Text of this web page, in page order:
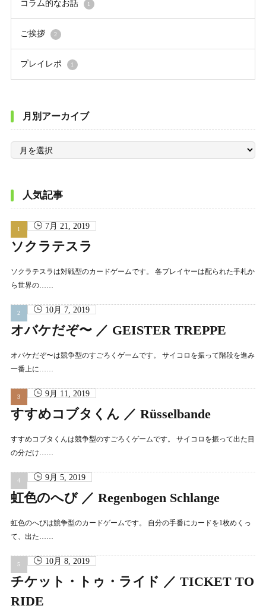
コラム的なお話 1
ご挨拶 2
プレイレポ 1
月別アーカイブ
月
ア
ブ
人気記事
7月 21, 2019
ソクラテスラ
ソクラテスラは対戦型のカードゲームです。 各プレイヤーは配られた手札か
ら世界の……
10月 7, 2019
オバケだぞ〜 ／ GEISTER TREPPE
オバケだぞ〜は競争型のすごろくゲームです。 サイコロを振って階段を進み
一番上に……
9月 11, 2019
すすめコブタくん ／ Rüsselbande
すすめコブタくんは競争型のすごろくゲームです。 サイコロを振って出た目
の分だけ……
9月 5, 2019
虹色のへび ／ Regenbogen Schlange
虹色のへびは競争型のカードゲームです。 自分の手番にカードを1枚めくっ
て、出た……
10月 8, 2019
チケット・トゥ・ライド ／ TICKET TO
RIDE